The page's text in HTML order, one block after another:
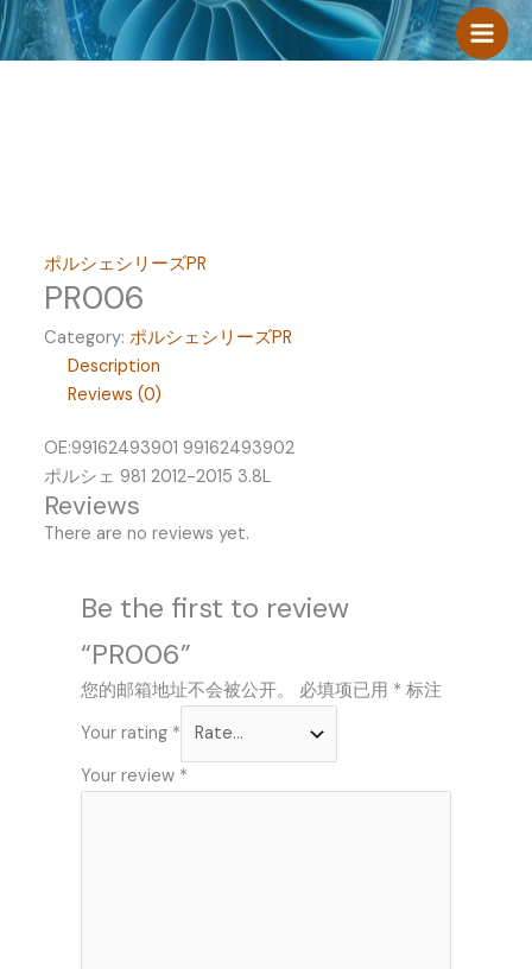
跳
至
ポルシェシリーズPR
PR006
Category:ポルシェシリーズPR
Description
Reviews (0)
OE:99162493901 99162493902
ポルシェ 981 2012-2015 3.8L
Reviews
There are no reviews yet.
Be the first to review
“PR006”
您的邮箱地址不会被公开。 必填项已用 * 标注
Your rating *
Your review *